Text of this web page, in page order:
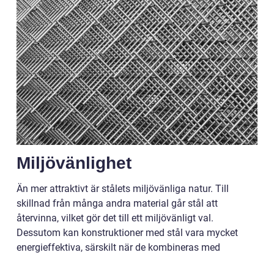
Miljövänlighet
Än mer attraktivt är stålets miljövänliga natur. Till
skillnad från många andra material går stål att
återvinna, vilket gör det till ett miljövänligt val.
Dessutom kan konstruktioner med stål vara mycket
energieffektiva, särskilt när de kombineras med